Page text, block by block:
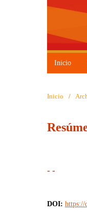
Inicio
Inicio /
- -
DOI: https://